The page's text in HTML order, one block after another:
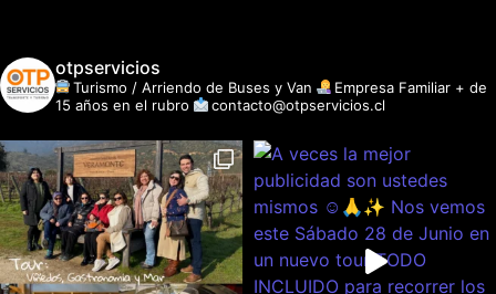
otpservicios
Turismo / Arriendo de Buses y Van
Empresa Familiar + de
15 años en el rubro
contacto@otpservicios.cl